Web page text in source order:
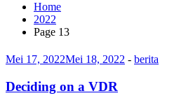
Home
2022
Page 13
Mei 17, 2022Mei 18, 2022 - berita
Deciding on a VDR